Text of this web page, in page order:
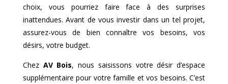
choix, vous pourriez faire face à des surprises
inattendues. Avant de vous investir dans un tel projet,
assurez-vous de bien connaître vos besoins, vos
désirs, votre budget.
Chez AV Bois, nous saisissons votre désir d’espace
supplémentaire pour votre famille et vos besoins. C’est